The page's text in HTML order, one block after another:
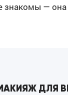
знакомы —
ДЛЯ